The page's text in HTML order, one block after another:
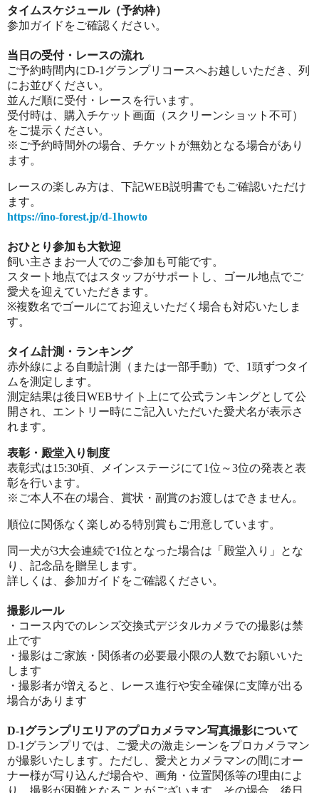
タイムスケジュール（予約枠）
参加ガイドをご確認ください。
当日の受付・レースの流れ
ご予約時間内にD-1グランプリコースへお越しいただき、列
にお並びください。
並んだ順に受付・レースを行います。
受付時は、購入チケット画面（スクリーンショット不可）
をご提示ください。
※ご予約時間外の場合、チケットが無効となる場合があり
ます。
レースの楽しみ方は、下記WEB説明書でもご確認いただけ
ます。
https://ino-forest.jp/d-1howto
おひとり参加も大歓迎
飼い主さまお一人でのご参加も可能です。
スタート地点ではスタッフがサポートし、ゴール地点でご
愛犬を迎えていただきます。
※複数名でゴールにてお迎えいただく場合も対応いたしま
す。
タイム計測・ランキング
赤外線による自動計測（または一部手動）で、1頭ずつタイ
ムを測定します。
測定結果は後日WEBサイト上にて公式ランキングとして公
開され、エントリー時にご記入いただいた愛犬名が表示さ
れます。
表彰・殿堂入り制度
表彰式は15:30頃、メインステージにて1位～3位の発表と表
彰を行います。
※ご本人不在の場合、賞状・副賞のお渡しはできません。
順位に関係なく楽しめる特別賞もご用意しています。
同一犬が3大会連続で1位となった場合は「殿堂入り」とな
り、記念品を贈呈します。
詳しくは、参加ガイドをご確認ください。
撮影ルール
・コース内でのレンズ交換式デジタルカメラでの撮影は禁
止です
・撮影はご家族・関係者の必要最小限の人数でお願いいた
します
・撮影者が増えると、レース進行や安全確保に支障が出る
場合があります
D-1グランプリエリアのプロカメラマン写真撮影について
D-1グランプリでは、ご愛犬の激走シーンをプロカメラマン
が撮影いたします。ただし、愛犬とカメラマンの間にオー
ナー様が写り込んだ場合や、画角・位置関係等の理由によ
り、撮影が困難となることがございます。その場合、後日